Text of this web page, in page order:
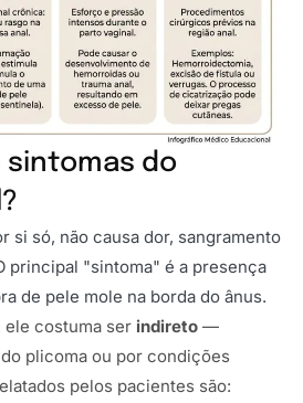
sintomas do
si só, não causa dor, sangramento
principal "sintoma" é a presença
de pele mole na borda do ânus.
ele costuma ser indireto —
plicoma ou por condições
pelos pacientes são: